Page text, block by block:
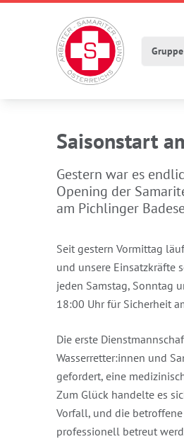
Saisonstart
Gestern war es
Opening der
am Pichlinger
Seit gestern Vormittag
und unsere Einsatzkräfte
jeden Samstag, Sonntag
18:00 Uhr für Sicherheit
Die erste
Wasserretter:innen und
gefordert, eine
Zum Glück handelte es
Vorfall, und die
professionell betreut